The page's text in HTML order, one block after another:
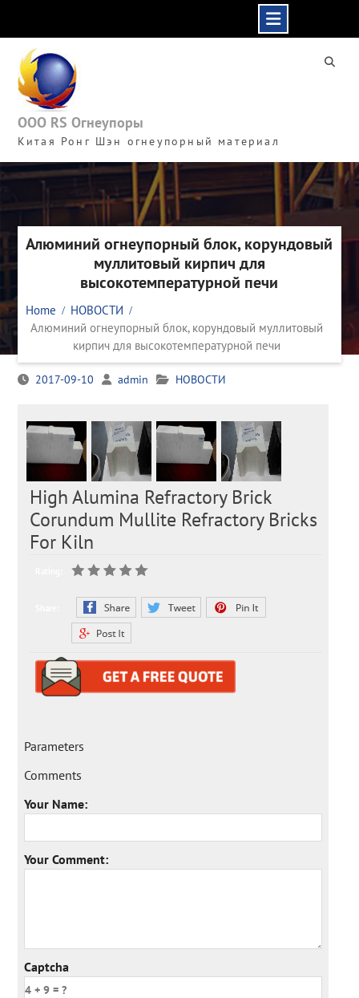
content
ООО RS Огнеупоры
Китая Ронг Шэн огнеупорный материал
Алюминий огнеупорный блок, корундовый
муллитовый кирпич для
высокотемпературной печи
Home
НОВОСТИ
Алюминий огнеупорный блок, корундовый муллитовый
кирпич для высокотемпературной печи
2017-09-10 admin НОВОСТИ
High Alumina Refractory Brick
Corundum Mullite Refractory Bricks
For Kiln
Parameters
Comments
Your Name:
Your Comment:
Captcha